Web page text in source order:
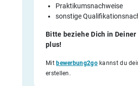
Praktikumsnachweise
sonstige
Bitte beziehe Dich in Deiner
plus!
Mitbewerbung2gokannst du
erstellen.